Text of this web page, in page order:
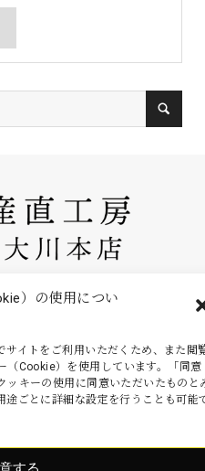
）の使用につい
サイトをご利用いただくため、また閲
（Cookie）を使用しています。「同意
ッキーの使用に同意いただいたものと
途ごとに詳細な設定を行うことも可能
する
社産商が運営する公式のネットシ
リアなどの商品を現地より無駄を
川本店. All Rights Reserved.